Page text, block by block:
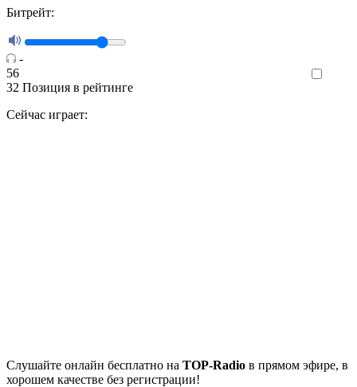
Битрейт:
-
56
32 Позиция в рейтинге
Сейчас играет:
Cлушайте онлайн бесплатно на TOP-Radio в прямом эфире, в
хорошем качестве без регистрации!